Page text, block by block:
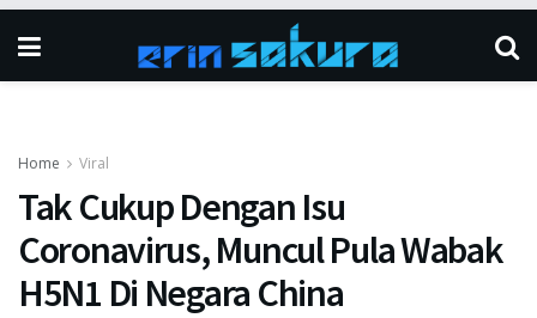
Home Viral
Tak Cukup Dengan Isu
Coronavirus, Muncul Pula Wabak
H5N1 Di Negara China